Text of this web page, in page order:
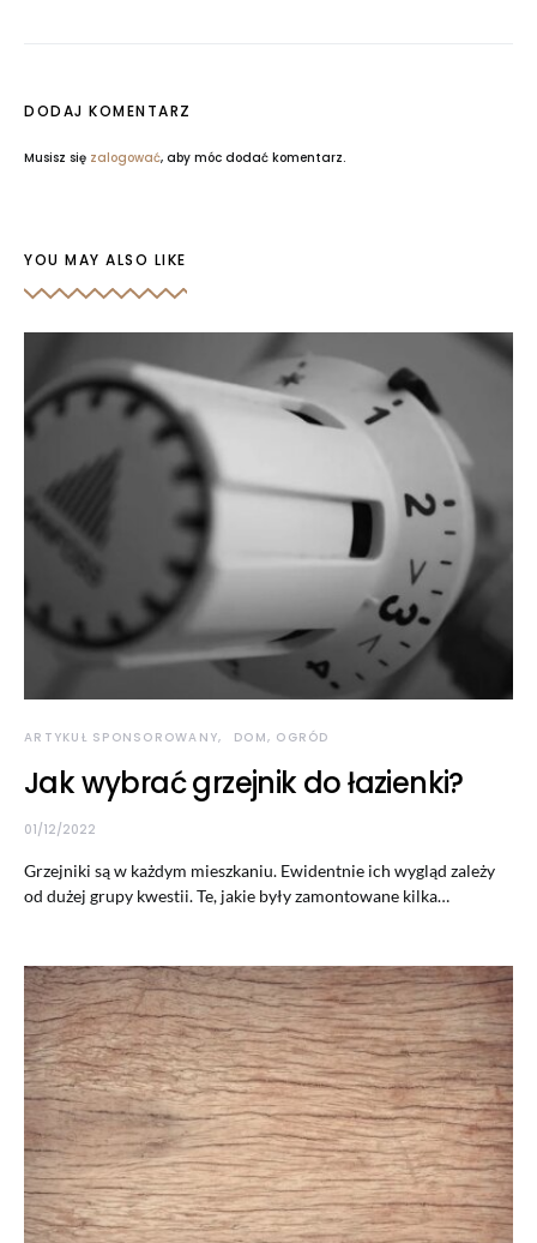
DODAJ KOMENTARZ
Musisz się zalogować, aby móc dodać komentarz.
YOU MAY ALSO LIKE
ARTYKUŁ SPONSOROWANY DOM, OGRÓD
Jak wybrać grzejnik do łazienki?
01/12/2022
Grzejniki są w każdym mieszkaniu. Ewidentnie ich wygląd zależy
od dużej grupy kwestii. Te, jakie były zamontowane kilka…